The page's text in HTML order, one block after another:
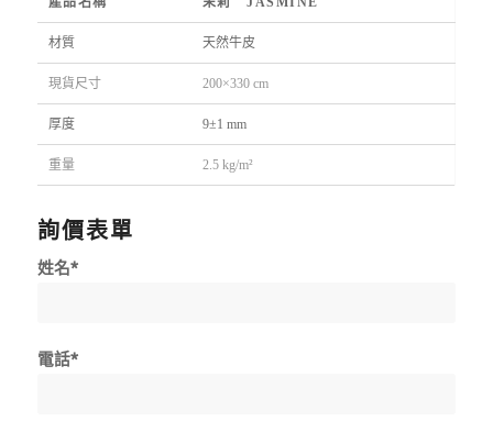
材質 天然牛皮
現貨尺寸 200×330 cm
厚度 9±1 mm
重量 2.5 kg/m²
詢價表單
姓名*
電話*